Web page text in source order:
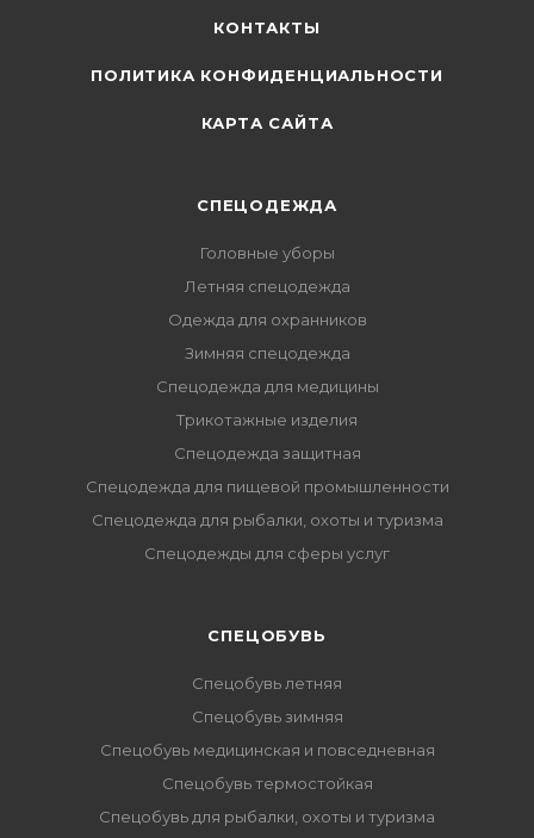
КОНТАКТЫ
ПОЛИТИКА КОНФИДЕНЦИАЛЬНОСТИ
КАРТА САЙТА
СПЕЦОДЕЖДА
Головные уборы
Летняя спецодежда
Одежда для охранников
Зимняя спецодежда
Спецодежда для медицины
Трикотажные изделия
Спецодежда защитная
Спецодежда для пищевой промышленности
Спецодежда для рыбалки, охоты и туризма
Спецодежды для сферы услуг
CПЕЦОБУВЬ
Спецобувь летняя
Спецобувь зимняя
Спецобувь медицинская и повседневная
Спецобувь термостойкая
Спецобувь для рыбалки, охоты и туризма